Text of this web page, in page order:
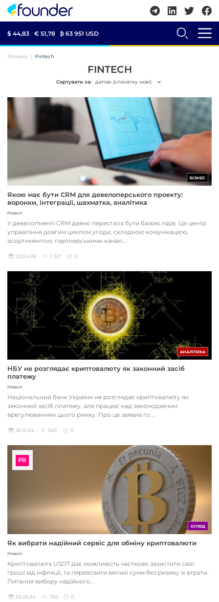
$ 44,83 € 51,78 ₿ 63 951 USD
Головна Fintech
FINTECH
Сортувати за: датою (спочатку нові)
БІЗНЕС
Якою має бути CRM для девелоперського проекту:
воронки, інтеграції, шахматка, аналітика
Fintech
У девелопменті CRM давно перестала бути базою лідів. Це центр
управління довгим циклом угоди, складною комунікацією,
асортиментом, партнерськими канал...
22.04.26 1 321 0
АНАЛІТИКА
НБУ не розглядає криптовалюту як законний засіб
платежу
Fintech
Національний банк України не розглядає криптовалюту як
законний засіб платежу, але працює над законодавчим
врегулюванням цього ринку. Про це заявив го...
16.10.24 345 0
ОГЛЯД
Як вибрати надійний сервіс для обміну криптовалюти
Fintech
Криптовалюта USDT дає можливість частково захистити свої
гроші від інфляції, та перевозити великі суми без ризику їх втрати.
Питання вибору надійного...
05.10.24 130 0